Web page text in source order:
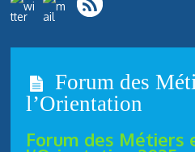
Forum des
l’Orientation
Forum des Métiers